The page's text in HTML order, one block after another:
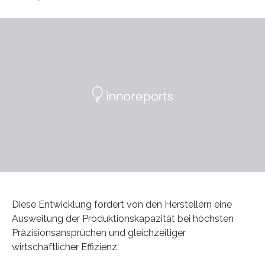
Diese Entwicklung fordert von den Herstellern eine
Ausweitung der Produktionskapazität bei höchsten
Präzisionsansprüchen und gleichzeitiger
wirtschaftlicher Effizienz.